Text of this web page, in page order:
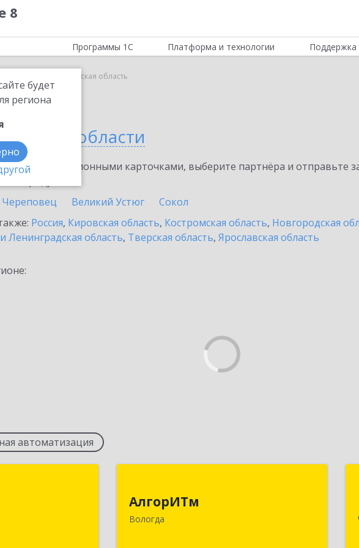
8
будет
региона
Программы 1С Платформа и технологии Поддержка
Вологодская область
области
с информационными карточками, выберите партнёра и отправьте
Череповец Великий Устюг
Сокол
Россия, Кировская область, Костромская область, Новгородская
Ленинградская область, Тверская область, Ярославская область
автоматизация
пом.2, оф.103
АлгорИТм
Вологда
160034, Вологодская обл, Вологда г,